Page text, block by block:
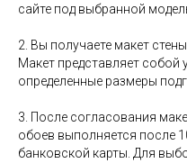
сайте под выбранной
2. Вы получаете макет
Макет представляет собой
определенные размеры
3. После согласования
обоев выполняется после
банковской карты. Для